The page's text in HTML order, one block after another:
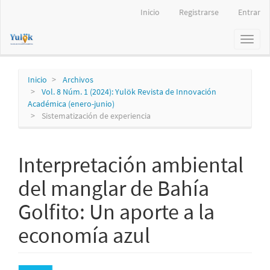
principal
Inicio Registrarse Entrar
Toggle
Inicio
Archivos
Vol. 8 Núm. 1 (2024): Yulök Revista de Innovación
Académica (enero-junio)
Sistematización de experiencia
Interpretación ambiental
del manglar de Bahía
Golfito: Un aporte a la
economía azul